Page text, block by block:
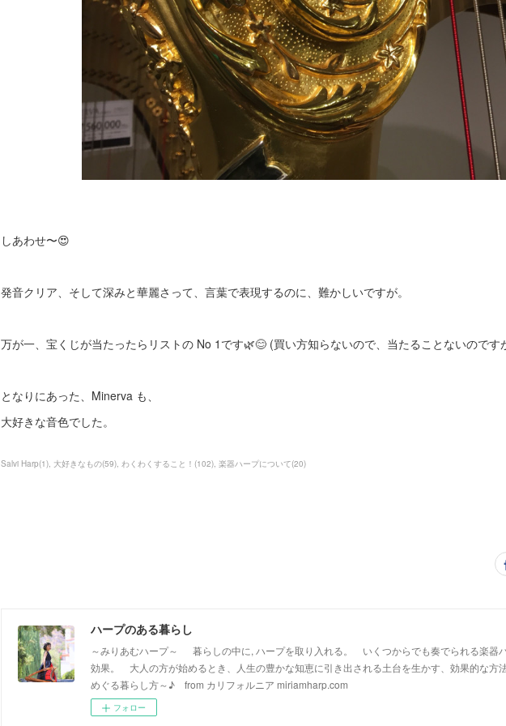
しあわせ〜😍
発音クリア、そして深みと華麗さって、言葉で表現するのに、難かしいですが。
万が一、宝くじが当たったらリストの No 1です🌿😊 (買い方知らないので、当たることないのです
となりにあった、Minerva も、
大好きな音色でした。
Salvi Harp(1) 大好きなもの(59) わくわくすること！ (102) 楽器ハープについて(20)
ハープのある暮らし
～みりあむハープ～ 暮らしの中に, ハープを取り入れる。 いくつからでも奏でられる楽器
効果。 大人の方が始めるとき、人生の豊かな知恵に引き出される土台を生かす、効果的な方
めぐる暮らし方～♪ from カリフォルニア miriamharp.com
フォロー